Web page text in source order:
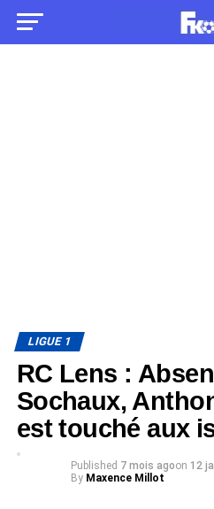
LIGUE 1
RC Lens :
Sochaux,
est touché aux
Published 7 mois agoon 12
By Maxence Millot